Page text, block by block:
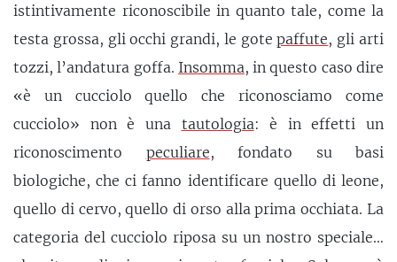
istintivamente riconoscibile in quanto tale, come la
testa grossa, gli occhi grandi, le gotepaffute, gli arti
tozzi, l’andatura goffa. Insomma, in questo caso dire
«è un cucciolo quello che riconosciamo come
cucciolo» non è una tautologia: è in effetti un
riconoscimento peculiare, fondato su basi
biologiche, che ci fanno identificare quello di leone,
quello di cervo, quello di orso alla prima occhiata. La
categoria del cucciolo riposa su un nostro speciale…